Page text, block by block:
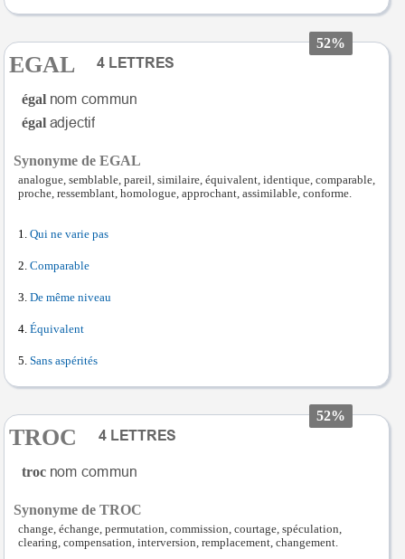
52%
EGAL
égal
égal
Synonyme de EGAL
analogue, semblable, pareil, similaire, équivalent, identique, comparable,
proche, ressemblant, homologue, approchant, assimilable, conforme.
Qui ne varie pas
Comparable
De même niveau
Équivalent
Sans aspérités
52%
TROC
troc
Synonyme de TROC
change, échange, permutation, commission, courtage, spéculation,
clearing, compensation, interversion, remplacement, changement.